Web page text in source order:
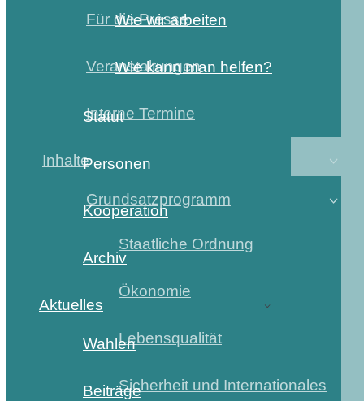
Für die Presse
Veranstaltungen
Interne Termine
Inhalte
Grundsatzprogramm
Staatliche Ordnung
Ökonomie
Lebensqualität
Sicherheit und Internationales
Wie wir arbeiten
Wie kann man helfen?
Statut
Personen
Kooperation
Archiv
Aktuelles
Wahlen
Beiträge